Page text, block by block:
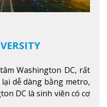
Washington DC, rất
dễ dàng bằng metro,
DC là sinh viên có cơ